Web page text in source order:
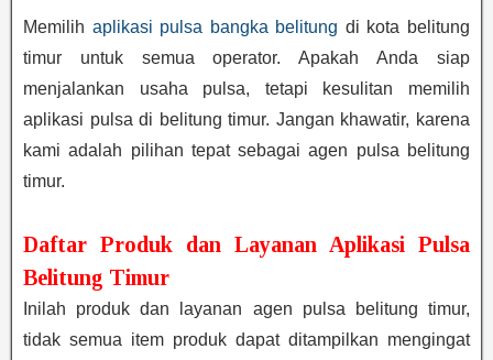
Memilih aplikasi pulsa bangka belitung di kota belitung
timur untuk semua operator. Apakah Anda siap
menjalankan usaha pulsa, tetapi kesulitan memilih
aplikasi pulsa di belitung timur. Jangan khawatir, karena
kami adalah pilihan tepat sebagai agen pulsa belitung
timur.
Daftar Produk dan Layanan Aplikasi Pulsa
Belitung Timur
Inilah produk dan layanan agen pulsa belitung timur,
tidak semua item produk dapat ditampilkan mengingat